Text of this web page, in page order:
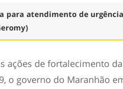
para atendimento de
ações de fortalecimento
o governo do Maranhão